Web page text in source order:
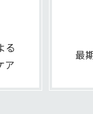
る
ア
最